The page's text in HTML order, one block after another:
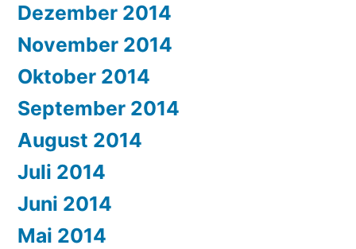
Dezember 2014
November 2014
Oktober 2014
September 2014
August 2014
Juli 2014
Juni 2014
Mai 2014